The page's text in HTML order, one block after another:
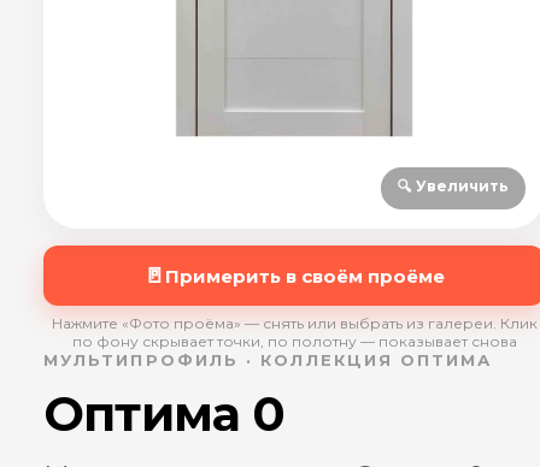
🔍 Увеличить
🚪 Примерить в своём проёме
Нажмите «Фото проёма» — снять или выбрать из галереи. Клик
по фону скрывает точки, по полотну — показывает снова
МУЛЬТИПРОФИЛЬ · КОЛЛЕКЦИЯ ОПТИМА
Оптима 0